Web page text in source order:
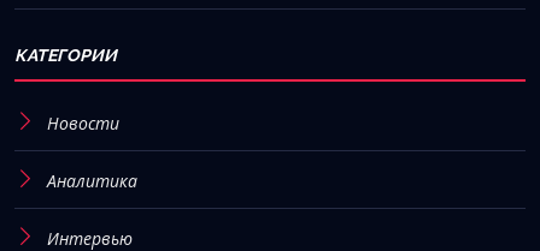
КАТЕГОРИИ
Новости
Аналитика
Интервью